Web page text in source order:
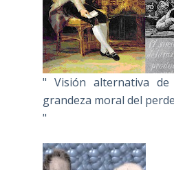
" Visión alternativa de
grandeza moral del
"